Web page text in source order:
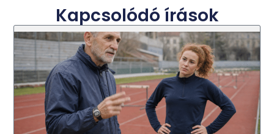
Kapcsolódó írások